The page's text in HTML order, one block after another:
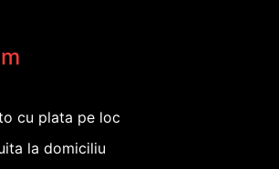
cu plata pe loc
la domiciliu